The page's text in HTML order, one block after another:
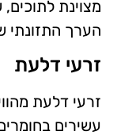
מצוינת
הערך התזונתי
זרעי דלעת
זרעי דלעת
עשירים